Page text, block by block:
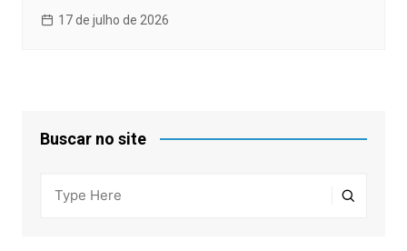
17 de julho de 2026
Buscar no site